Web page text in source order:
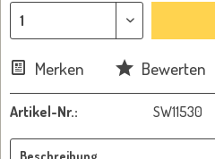
Merken Bewerten
Artikel-Nr.: SW11530
Beschreibung